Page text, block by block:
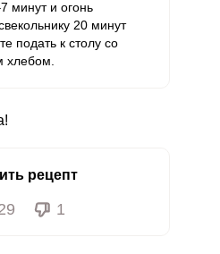
минут и огонь
20 минут
подать к столу со
хлебом.
рецепт
1